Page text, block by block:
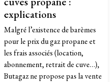
explications
​Malgré l’existence de barèmes
pour le prix du gaz propane et
les frais associés (location,
abonnement, retrait de cuve…),
Butagaz ne propose pas la vente